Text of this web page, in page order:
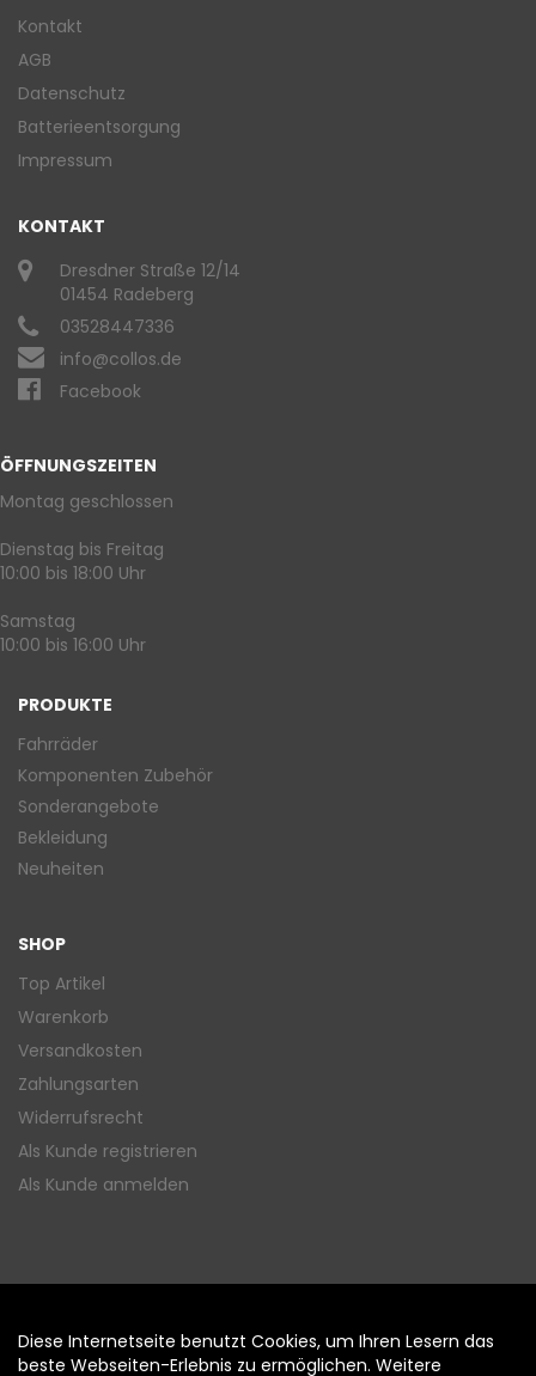
Kontakt
AGB
Datenschutz
Batterieentsorgung
Impressum
KONTAKT
Dresdner Straße 12/14
01454 Radeberg
03528447336
info@collos.de
Facebook
ÖFFNUNGSZEITEN
Montag geschlossen
Dienstag bis Freitag
10:00 bis 18:00 Uhr
Samstag
10:00 bis 16:00 Uhr
PRODUKTE
Fahrräder
Komponenten Zubehör
Sonderangebote
Bekleidung
Neuheiten
SHOP
Top Artikel
Warenkorb
Versandkosten
Zahlungsarten
Widerrufsrecht
Als Kunde registrieren
Als Kunde anmelden
Diese Internetseite benutzt Cookies, um Ihren Lesern das
beste Webseiten-Erlebnis zu ermöglichen. Weitere
Auftrag widerrufen